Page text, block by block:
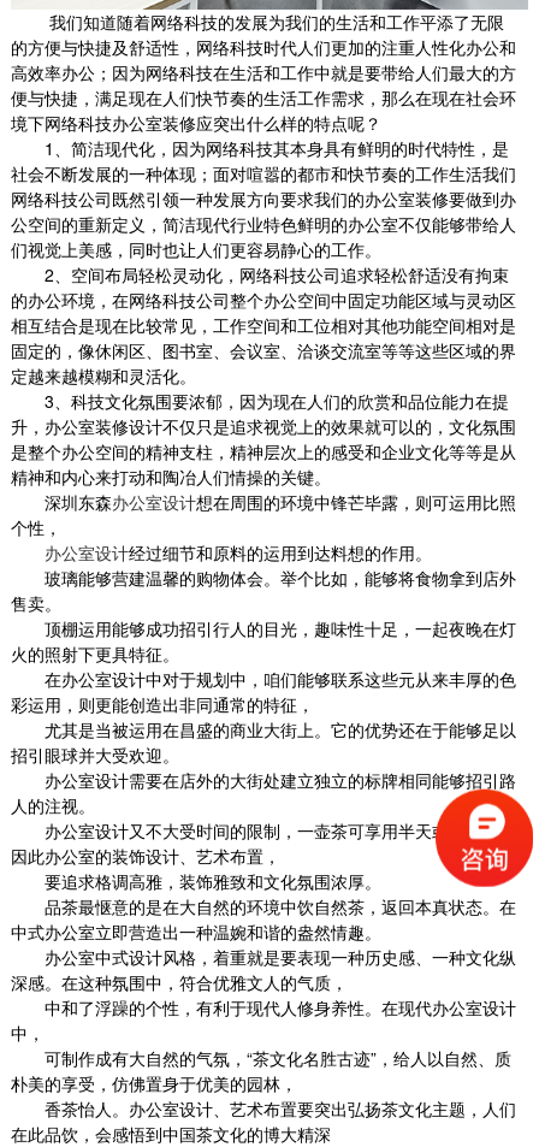
我们知道随着网络科技的发展为我们的生活和工作平添了无限
的方便与快捷及舒适性，网络科技时代人们更加的注重人性化办公和
高效率办公；因为网络科技在生活和工作中就是要带给人们最大的方
便与快捷，满足现在人们快节奏的生活工作需求，那么在现在社会环
境下网络科技办公室装修应突出什么样的特点呢？
1
、简洁现代化，因为网络科技其本身具有鲜明的时代特性，是
社会不断发展的一种体现；面对喧嚣的都市和快节奏的工作生活我们
网络科技公司既然引领一种发展方向要求我们的办公室装修要做到办
公空间的重新定义，简洁现代行业特色鲜明的办公室不仅能够带给人
们视觉上美感，同时也让人们更容易静心的工作。
2 、空间布局轻松灵动化，网络科技公司追求轻松舒适没有拘束
的办公环境，在网络科技公司整个办公空间中固定功能区域与灵动区
相互结合是现在比较常见，工作空间和工位相对其他功能空间相对是
固定的，像休闲区、图书室、会议室、洽谈交流室等等这些区域的界
定越来越模糊和灵活化。
3 、科技文化氛围要浓郁，因为现在人们的欣赏和品位能力在提
升，办公室装修设计不仅只是追求视觉上的效果就可以的，文化氛围
是整个办公空间的精神支柱，精神层次上的感受和企业文化等等是从
精神和内心来打动和陶冶人们情操的关键。
深圳东森办公室设计想在周围的环境中锋芒毕露，则可运用比照
个性，
办公室设计经过细节和原料的运用到达料想的作用。
玻璃能够营建温馨的购物体会。举个比如，能够将食物拿到店外
售卖。
顶棚运用能够成功招引行人的目光，趣味性十足，一起夜晚在灯
火的照射下更具特征。
在办公室设计中对于规划中，咱们能够联系这些元从来丰厚的色
彩运用，则更能创造出非同通常的特征，
尤其是当被运用在昌盛的商业大街上。它的优势还在于能够足以
招引眼球并大受欢迎。
办公室设计需要在店外的大街处建立独立的标牌相同能够招引路
人的注视。
办公室设计又不大受时间的限制，一壶茶可享用半天或至深夜，
因此办公室的装饰设计、艺术布置，
要追求格调高雅，装饰雅致和文化氛围浓厚。
品茶最惬意的是在大自然的环境中饮自然茶，返回本真状态。在
中式办公室立即营造出一种温婉和谐的盎然情趣。
办公室中式设计风格，着重就是要表现一种历史感、一种文化纵
深感。在这种氛围中，符合优雅文人的气质，
中和了浮躁的个性，有利于现代人修身养性。在现代办公室设计
中，
可制作成有大自然的气氛， “茶文化名胜古迹”，给人以自然、质
朴美的享受，仿佛置身于优美的园林，
香茶怡人。办公室设计、艺术布置要突出弘扬茶文化主题，人们
在此品饮，会感悟到中国茶文化的博大精深
甲级写字楼办公室装修
我们知道随着网络科技的发展为我们的生活和工
作平添了无限的方便与快捷及舒适性，网络科技
时代人们更...
2018-08-29
老总办公室装修
小区住宅，也有很多事办公商务楼。商务楼是我
们的公众场...
2018-08-29